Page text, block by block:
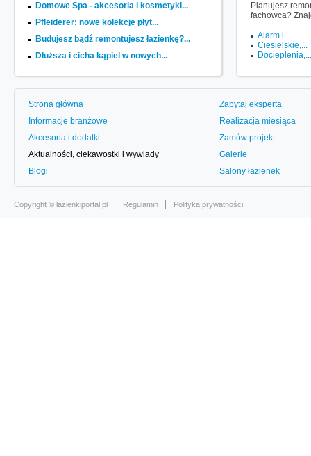
Domowe Spa - akcesoria i kosmetyki...
Pfleiderer: nowe kolekcje płyt...
Budujesz bądź remontujesz łazienkę?...
Dłuższa i cicha kąpiel w nowych...
Planujesz
fachowca?
Alarm i...
Ciesielskie,...
Docieplenia,...
Strona główna
Informacje branżowe
Akcesoria i dodatki
Aktualności, ciekawostki i wywiady
Blogi
Zapytaj eksperta
Realizacja miesiąca
Zamów projekt
Galerie
Salony łazienek
Copyright © lazienkiportal.pl Regulamin Polityka prywatności